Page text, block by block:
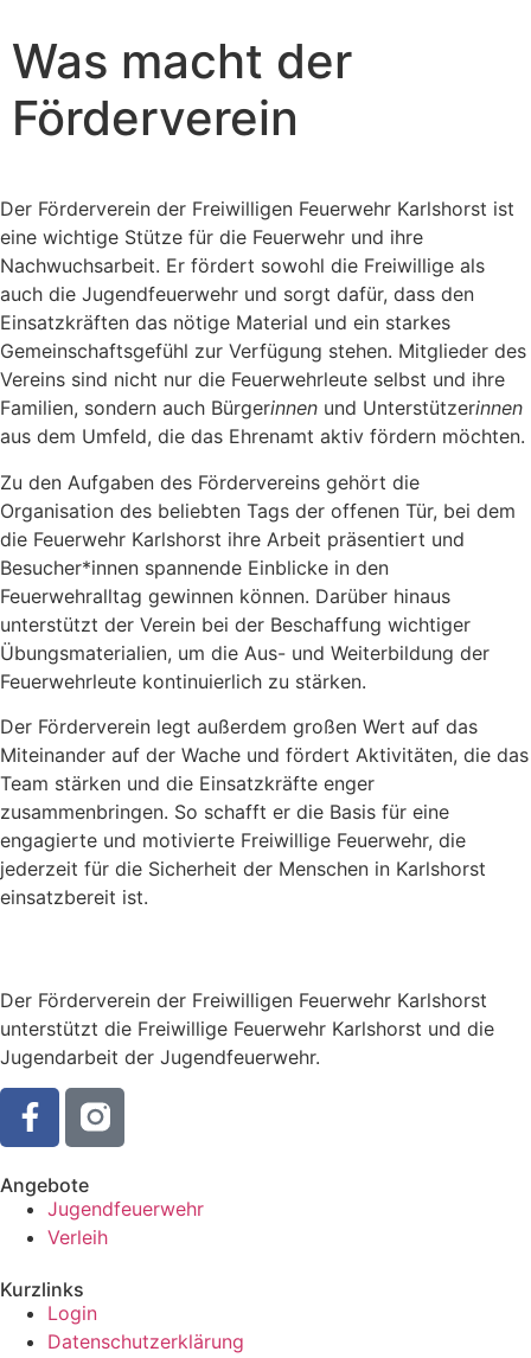
Was macht der
Förderverein
Der Förderverein der Freiwilligen Feuerwehr Karlshorst ist
eine wichtige Stütze für die Feuerwehr und ihre
Nachwuchsarbeit. Er fördert sowohl die Freiwillige als
auch die Jugendfeuerwehr und sorgt dafür, dass den
Einsatzkräften das nötige Material und ein starkes
Gemeinschaftsgefühl zur Verfügung stehen. Mitglieder des
Vereins sind nicht nur die Feuerwehrleute selbst und ihre
Familien, sondern auch Bürgerinnen und Unterstützerinnen
aus dem Umfeld, die das Ehrenamt aktiv fördern möchten.
Zu den Aufgaben des Fördervereins gehört die
Organisation des beliebten Tags der offenen Tür, bei dem
die Feuerwehr Karlshorst ihre Arbeit präsentiert und
Besucher*innen spannende Einblicke in den
Feuerwehralltag gewinnen können. Darüber hinaus
unterstützt der Verein bei der Beschaffung wichtiger
Übungsmaterialien, um die Aus- und Weiterbildung der
Feuerwehrleute kontinuierlich zu stärken.
Der Förderverein legt außerdem großen Wert auf das
Miteinander auf der Wache und fördert Aktivitäten, die das
Team stärken und die Einsatzkräfte enger
zusammenbringen. So schafft er die Basis für eine
engagierte und motivierte Freiwillige Feuerwehr, die
jederzeit für die Sicherheit der Menschen in Karlshorst
einsatzbereit ist.
Der Förderverein der Freiwilligen Feuerwehr Karlshorst
unterstützt die Freiwillige Feuerwehr Karlshorst und die
Jugendarbeit der Jugendfeuerwehr.
Angebote
Jugendfeuerwehr
Verleih
Kurzlinks
Login
Datenschutzerklärung